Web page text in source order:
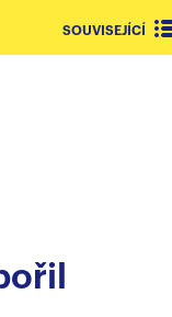
SOUVISEJÍCÍ